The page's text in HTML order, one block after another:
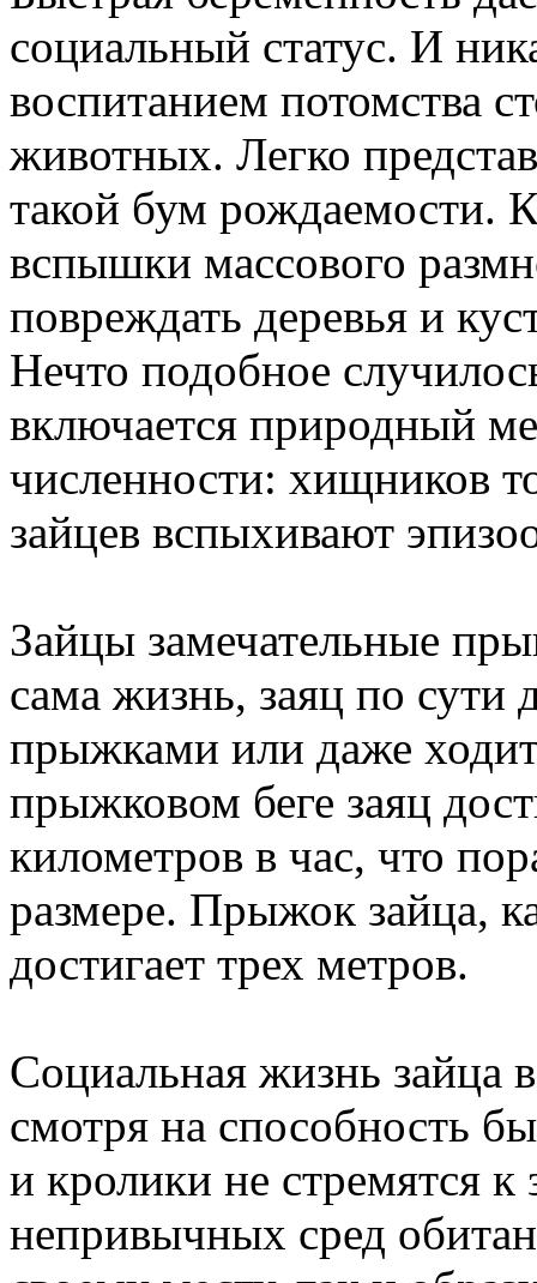
социальный статус. И
воспитанием потомства
животных. Легко
такой бум рождаемости.
вспышки массового
повреждать деревья и
Нечто подобное
включается природный
численности: хищников
зайцев вспыхивают
Зайцы замечательные
сама жизнь, заяц по сути
прыжками или даже
прыжковом беге заяц
километров в час, что
размере. Прыжок зайца,
достигает трех метров.
Социальная жизнь зайца
смотря на способность
и кролики не стремятся
непривычных сред